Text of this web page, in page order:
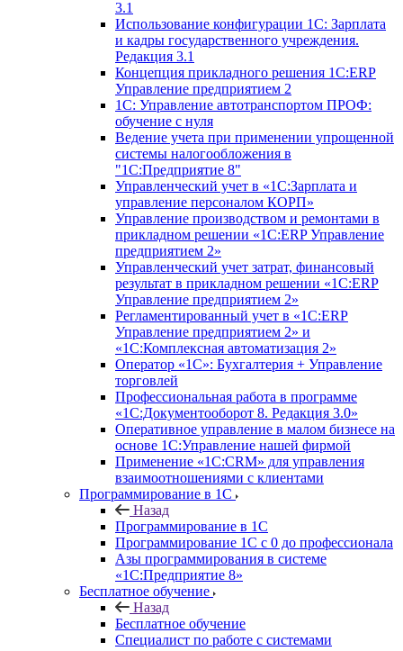
3.1
Использование конфигурации ‎1С: Зарплата
и кадры государственного учреждения.
Редакция 3.1
Концепция прикладного решения 1С:ERP
Управление предприятием 2
1С: Управление автотранспортом ПРОФ:
обучение с нуля
Ведение учета при применении упрощенной
системы налогообложения в
"1С:Предприятие 8"
Управленческий учет в «1C:Зарплата и
управление персоналом КОРП»
Управление производством и ремонтами в
прикладном решении «1С:ERP Управление
предприятием 2»
Управленческий учет затрат, финансовый
результат в прикладном решении «1С:ERP
Управление предприятием 2»
Регламентированный учет в «1С:ERP
Управление предприятием 2» и
«1С:Комплексная автоматизация 2»
Оператор «1С»: Бухгалтерия + Управление
торговлей
Профессиональная работа в программе
«1С:Документооборот 8. Редакция 3.0»
Оперативное управление в малом бизнесе на
основе 1С:Управление нашей фирмой
Применение «1С:CRM» для управления
взаимоотношениями с клиентами
Программирование в 1С
Назад
Программирование в 1С
Программирование 1С с 0 до профессионала
Азы программирования в системе
«1С:Предприятие 8»
Бесплатное обучение
Назад
Бесплатное обучение
Специалист по работе с системами